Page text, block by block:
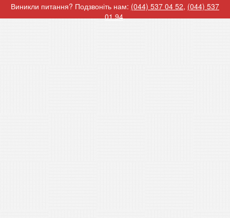
Виникли питання? Подзвоніть нам: (044) 537 04 52, (044) 537
01 94.